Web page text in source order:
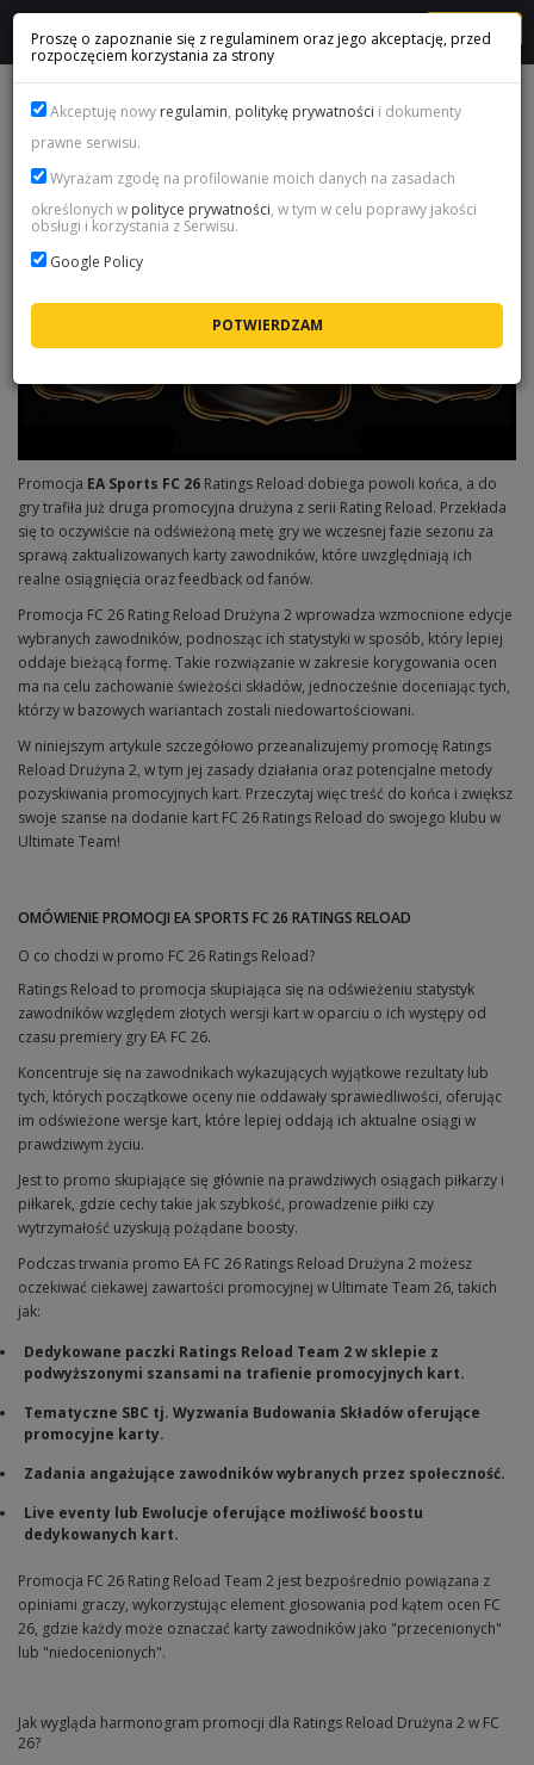
MENU
KOMPLETNY PORADNIK O FC 26 RATINGS RELOAD - DRUŻYNA
2
Promocja EA Sports FC 26 Ratings Reload dobiega powoli końca, a do
gry trafiła już druga promocyjna drużyna z serii Rating Reload. Przekłada
się to oczywiście na odświeżoną metę gry we wczesnej fazie sezonu za
sprawą zaktualizowanych karty zawodników, które uwzględniają ich
realne osiągnięcia oraz feedback od fanów.
Promocja FC 26 Rating Reload Drużyna 2 wprowadza wzmocnione edycje
wybranych zawodników, podnosząc ich statystyki w sposób, który lepiej
oddaje bieżącą formę. Takie rozwiązanie w zakresie korygowania ocen
ma na celu zachowanie świeżości składów, jednocześnie doceniając tych,
którzy w bazowych wariantach zostali niedowartościowani.
W niniejszym artykule szczegółowo przeanalizujemy promocję Ratings
Reload Drużyna 2, w tym jej zasady działania oraz potencjalne metody
pozyskiwania promocyjnych kart. Przeczytaj więc treść do końca i zwiększ
swoje szanse na dodanie kart FC 26 Ratings Reload do swojego klubu w
Ultimate Team!
OMÓWIENIE PROMOCJI EA SPORTS FC 26 RATINGS RELOAD
O co chodzi w promo FC 26 Ratings Reload?
Ratings Reload to promocja skupiająca się na odświeżeniu statystyk
zawodników względem złotych wersji kart w oparciu o ich występy od
czasu premiery gry EA FC 26.
Koncentruje się na zawodnikach wykazujących wyjątkowe rezultaty lub
tych, których początkowe oceny nie oddawały sprawiedliwości, oferując
im odświeżone wersje kart, które lepiej oddają ich aktualne osiągi w
prawdziwym życiu.
Jest to promo skupiające się głównie na prawdziwych osiągach piłkarzy i
piłkarek, gdzie cechy takie jak szybkość, prowadzenie piłki czy
wytrzymałość uzyskują pożądane boosty.
Podczas trwania promo EA FC 26 Ratings Reload Drużyna 2 możesz
oczekiwać ciekawej zawartości promocyjnej w Ultimate Team 26, takich
jak:
Dedykowane paczki Ratings Reload Team 2 w sklepie z
podwyższonymi szansami na trafienie promocyjnych kart.
Tematyczne SBC tj. Wyzwania Budowania Składów oferujące
promocyjne karty.
Zadania angażujące zawodników wybranych przez społeczność.
Live eventy lub Ewolucje oferujące możliwość boostu
dedykowanych kart.
Promocja FC 26 Rating Reload Team 2 jest bezpośrednio powiązana z
opiniami graczy, wykorzystując element głosowania pod kątem ocen FC
26, gdzie każdy może oznaczać karty zawodników jako "przecenionych"
lub "niedocenionych".
Jak wygląda harmonogram promocji dla Ratings Reload Drużyna 2 w FC
26?
Proszę o zapoznanie się z regulaminem oraz jego akceptację, przed
rozpoczęciem korzystania za strony
Akceptuję nowy regulamin, politykę prywatności i dokumenty
prawne serwisu.
Wyrażam zgodę na profilowanie moich danych na zasadach
określonych w polityce prywatności, w tym w celu poprawy jakości
obsługi i korzystania z Serwisu.
Google Policy